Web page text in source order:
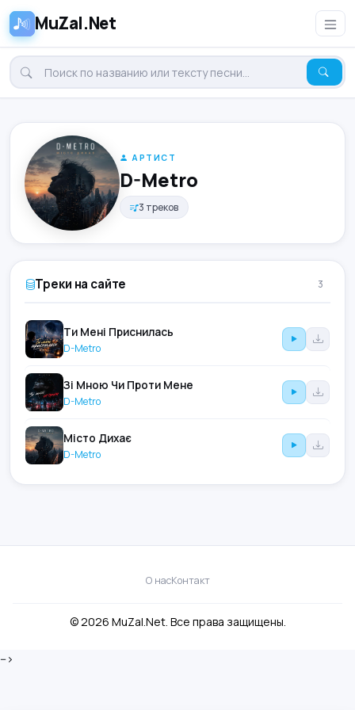
MuZal.Net
АРТИСТ
D-Metro
3 треков
Треки на сайте 3
Ти Мені Приснилась
D-Metro
Зі Мною Чи Проти Мене
D-Metro
Місто Дихає
D-Metro
О насКонтакт
© 2026 MuZal.Net. Все права защищены.
-->